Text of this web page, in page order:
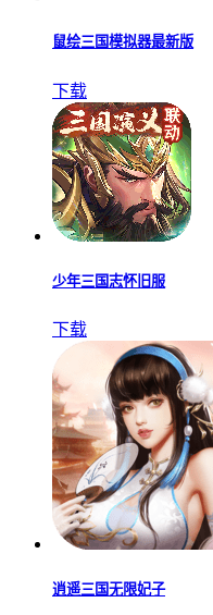
鼠绘三国模拟器最新版
下载
少年三国志怀旧服
下载
逍遥三国无限妃子